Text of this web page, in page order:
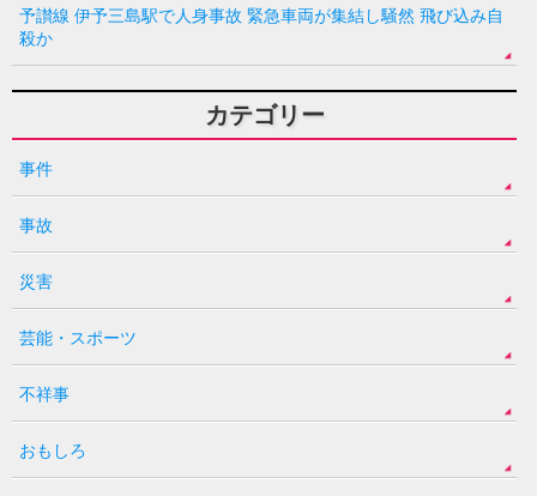
予讃線 伊予三島駅で人身事故 緊急車両が集結し騒然 飛び込み自
殺か
カテゴリー
事件
事故
災害
芸能・スポーツ
不祥事
おもしろ